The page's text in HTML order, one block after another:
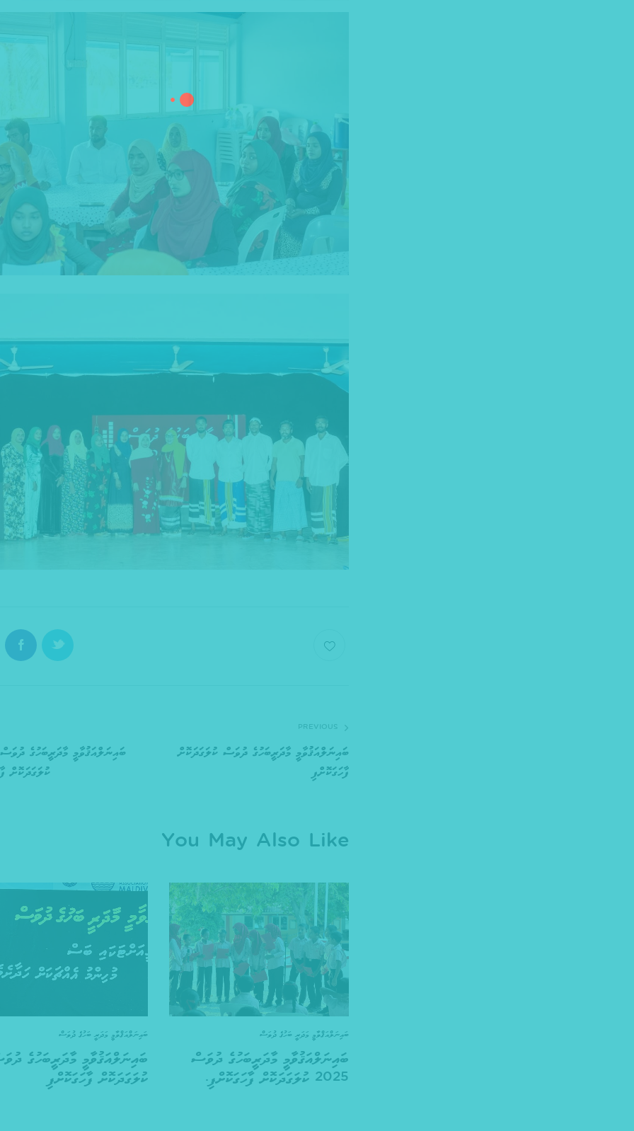
PREVIOUS
ބައިނަލްއަޤުވާމީ މާދަރީބަހުގެ ދުވަސް ކުލަގަދަކޮށް
ފާހަގަކޮށްފި
ކުލަގަދަކޮށް
You May Also Like
ބައިނަލްއަޤްވާމީ މަދަރީ ބަހުގެ ދުވަސް
ބައިނަލްއަޤުވާމީ މާދަރީބަހުގެ ދުވަސް
2025 ކުލަގަދަކޮށް ފާހަގަކޮށްފި.
ބައިނަލްއަޤްވާމީ މަދަރީ ބަހުގެ ދުވަސް
ބައިނަލްއަޤުވާމީ މާދަރީބަހުގެ
ކުލަގަދަކޮށް ފާހަގަކޮށްފި